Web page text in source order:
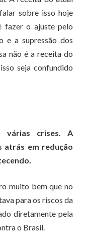
sobre isso hoje
fazer o ajuste pelo
e a supressão dos
não é a receita do
seja confundido
crises. A
atrás em redução
muito bem que no
para os riscos da
diretamente pela
o Brasil.